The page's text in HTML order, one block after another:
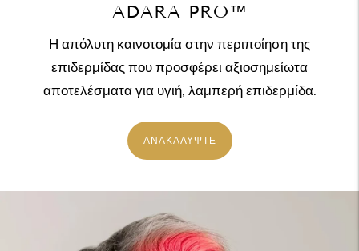
ADARA PRO™
Η απόλυτη καινοτομία στην περιποίηση της
επιδερμίδας που προσφέρει αξιοσημείωτα
αποτελέσματα για υγιή, λαμπερή επιδερμίδα.
ΑΝΑΚΑΛΥΨΤΕ